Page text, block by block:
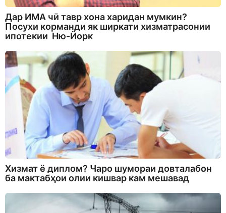
Дар ИМА чӣ тавр хона харидан мумкин?
Посухи корманди як ширкати хизматрасонии
ипотекии Ню-Йорк
Хизмат ё диплом? Чаро шумораи довталабон
ба мактабҳои олии кишвар кам мешавад